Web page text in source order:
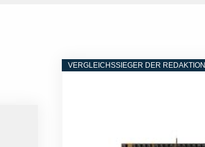
VERGLEICHSSIEGER DER REDAKTION